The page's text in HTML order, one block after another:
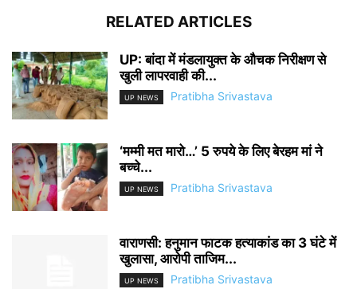
RELATED ARTICLES
UP: बांदा में मंडलायुक्त के औचक निरीक्षण से
खुली लापरवाही की...
UP NEWS Pratibha Srivastava
‘मम्मी मत मारो…’ 5 रुपये के लिए बेरहम मां ने
बच्चे...
UP NEWS Pratibha Srivastava
वाराणसी: हनुमान फाटक हत्याकांड का 3 घंटे में
खुलासा, आरोपी ताजिम...
UP NEWS Pratibha Srivastava